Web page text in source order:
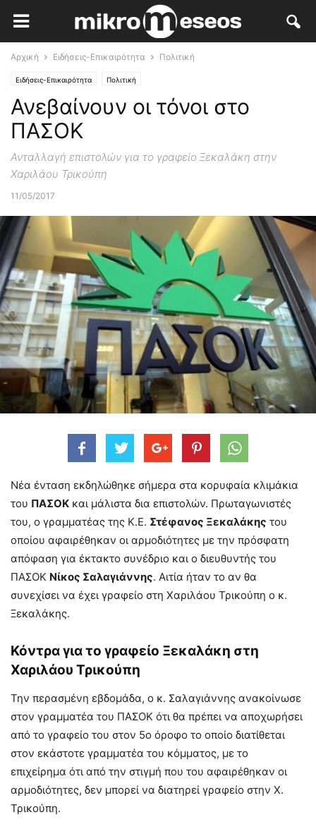
Αρχική Ειδήσεις-Επικαιρότητα Πολιτική
Ειδήσεις-Επικαιρότητα Πολιτική
Ανεβαίνουν οι τόνοι στο
ΠΑΣΟΚ
Ανταλλαγή επιστολών για το γραφείο Ξεκαλάκη στην
Χαριλάου Τρικούπη
11/05/2017
Νέα ένταση εκδηλώθηκε σήμερα στα κορυφαία κλιμάκια
του ΠΑΣΟΚ και μάλιστα δια επιστολών. Πρωταγωνιστές
του, ο γραμματέας της Κ.Ε. Στέφανος Ξεκαλάκης του
οποίου αφαιρέθηκαν οι αρμοδιότητες με την πρόσφατη
απόφαση για έκτακτο συνέδριο και ο διευθυντής του
ΠΑΣΟΚ Νίκος Σαλαγιάννης. Αιτία ήταν το αν θα
συνεχίσει να έχει γραφείο στη Χαριλάου Τρικούπη ο κ.
Ξεκαλάκης.
Κόντρα για το γραφείο Ξεκαλάκη στη
Χαριλάου Τρικούπη
Την περασμένη εβδομάδα, ο κ. Σαλαγιάννης ανακοίνωσε
στον γραμματέα του ΠΑΣΟΚ ότι θα πρέπει να αποχωρήσει
από το γραφείο του στον 5ο όροφο το οποίο διατίθεται
στον εκάστοτε γραμματέα του κόμματος, με το
επιχείρημα ότι από την στιγμή που του αφαιρέθηκαν οι
αρμοδιότητες, δεν μπορεί να διατηρεί γραφείο στην Χ.
Τρικούπη.